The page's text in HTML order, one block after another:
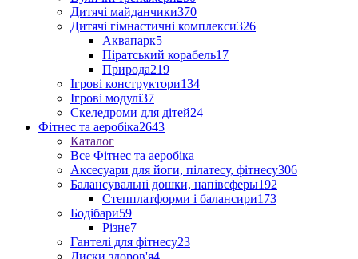
Дитячі майданчики370
Дитячі гімнастичні комплекси326
Аквапарк5
Піратський корабель17
Природа219
Ігрові конструктори134
Ігрові модулі37
Скеледроми для дітей24
Фітнес та аеробіка2643
Каталог
Все Фітнес та аеробіка
Аксесуари для йоги, пілатесу, фітнесу306
Балансувальні дошки, напівсферы192
Степплатформи і балансири173
Бодібари59
Різне7
Гантелі для фітнесу23
Диски здоров'я4